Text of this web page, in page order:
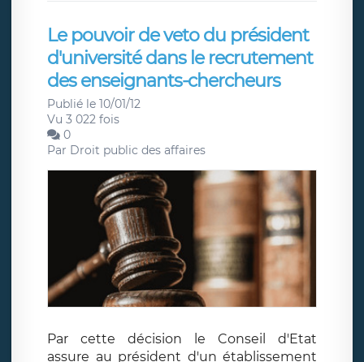
Le pouvoir de veto du président
d'université dans le recrutement
des enseignants-chercheurs
Publié le 10/01/12
Vu 3 022 fois
0
Par Droit public des affaires
Par cette décision le Conseil d'Etat
assure au président d'un établissement